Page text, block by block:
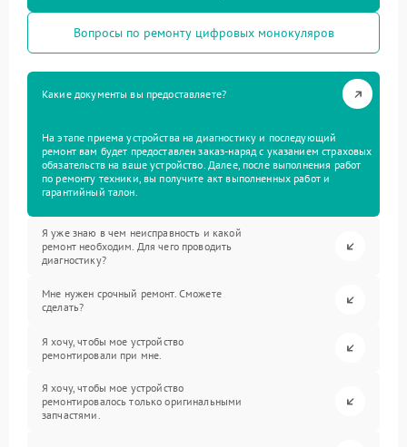
Вопросы по ремонту цифровых монокуляров
Какие документы вы предоставляете?
На этапе приема устройства на диагностику и последующий
ремонт вам будет предоставлен заказ-наряд с указанием страховых
обязательств на ваше устройство. Далее, после выполнения работ
по ремонту техники, вы получите акт выполненных работ и
гарантийный талон.
Я уже знаю в чем неисправность и какой
ремонт необходим. Для чего проводить
диагностику?
Мне нужен срочный ремонт. Сможете
сделать?
Я хочу, чтобы мое устройство
ремонтировали при мне.
Я хочу, чтобы мое устройство
ремонтировалось только оригинальными
запчастями.